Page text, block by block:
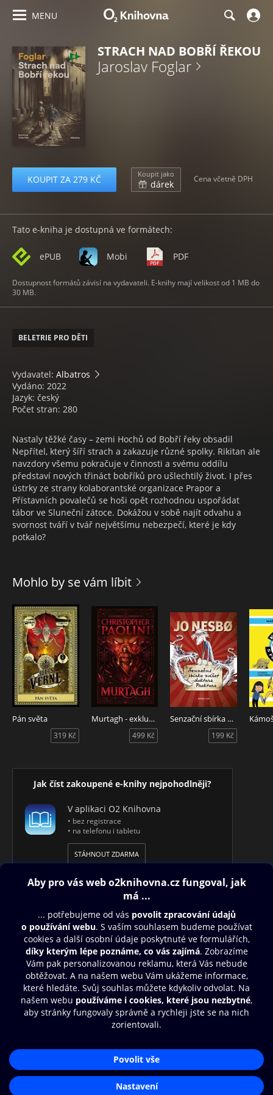
MENU
STRACH NAD BOBŘÍ ŘEKOU
Jaroslav Foglar
KOUPIT ZA 279 KČ Koupit jako
dárek Cena včetně DPH
Tato e-kniha je dostupná ve formátech:
ePUB Mobi PDF
Dostupnost formátů závisí na vydavateli. E-knihy mají velikost od 1 MB do
30 MB.
BELETRIE PRO DĚTI
Vydavatel: Albatros
Vydáno: 2022
Jazyk: český
Počet stran: 280
Nastaly těžké časy – zemi Hochů od Bobří řeky obsadil
Nepřítel, který šíří strach a zakazuje různé spolky. Rikitan ale
navzdory všemu pokračuje v činnosti a svému oddílu
představí nových třináct bobříků pro ušlechtilý život. I přes
ústrky ze strany kolaborantské organizace Prapor a
Přístavních povalečů se hoši opět rozhodnou uspořádat
tábor ve Sluneční zátoce. Dokážou v sobě najít odvahu a
svornost tváří v tvář největšímu nebezpečí, které je kdy
potkalo?
Mohlo by se vám líbit
Pán světa
319 Kč
Murtagh - exkluzivní vydání
499 Kč
Senzační sbírka zvířat doktora Proktora
199 Kč
Jak číst zakoupené e-knihy nejpohodlněji?
V aplikaci O2 Knihovna
• bez registrace
• na telefonu i tabletu
STÁHNOUT ZDARMA
Obsah ke stažení
Moje O2 Knihovna
Další zábava
Nákupní řád
Přístupnost
Zásady zpracování osobních údajů
Aplikace O2 Knihovna
Čti a poslouchej své e-knihy a